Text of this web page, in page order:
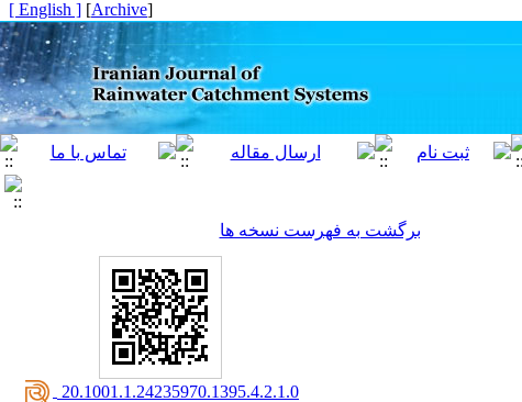
[
Archive
]
[ English ]
برگشت به فهرست نسخه ها
‎ 20.1001.1.24235970.1395.4.2.1.0